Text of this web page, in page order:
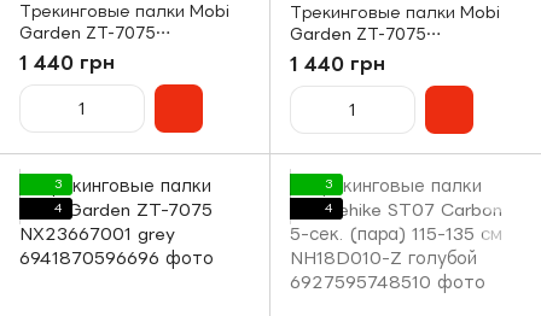
Трекинговые палки Mobi
Garden ZT-7075
NX23667001 blue
1 440 грн
Трекинговые палки Mobi
Garden ZT-7075
NX23667001 green
1 440 грн
3
4
3
4